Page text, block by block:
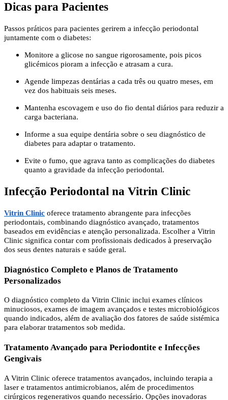
Dicas para Pacientes
Passos práticos para pacientes gerirem a infecção periodontal
juntamente com o diabetes:
Monitore a glicose no sangue rigorosamente, pois picos
glicémicos pioram a infecção e atrasam a cura.
Agende limpezas dentárias a cada três ou quatro meses, em
vez dos habituais seis meses.
Mantenha escovagem e uso do fio dental diários para reduzir a
carga bacteriana.
Informe a sua equipe dentária sobre o seu diagnóstico de
diabetes para adaptar o tratamento.
Evite o fumo, que agrava tanto as complicações do diabetes
quanto a gravidade da infecção periodontal.
Infecção Periodontal na Vitrin Clinic
Vitrin Clinic oferece tratamento abrangente para infecções
periodontais, combinando diagnóstico avançado, tratamentos
baseados em evidências e atenção personalizada. Escolher a Vitrin
Clinic significa contar com profissionais dedicados à preservação
dos seus dentes naturais e saúde geral.
Diagnóstico Completo e Planos de Tratamento
Personalizados
O diagnóstico completo da Vitrin Clinic inclui exames clínicos
minuciosos, exames de imagem avançados e testes microbiológicos
quando indicados, além de avaliação dos fatores de saúde sistémica
para elaborar tratamentos sob medida.
Tratamento Avançado para Periodontite e Infecções
Gengivais
A Vitrin Clinic oferece tratamentos avançados, incluindo terapia a
laser e tratamentos antimicrobianos, além de procedimentos
cirúrgicos regenerativos quando necessário. Opções inovadoras